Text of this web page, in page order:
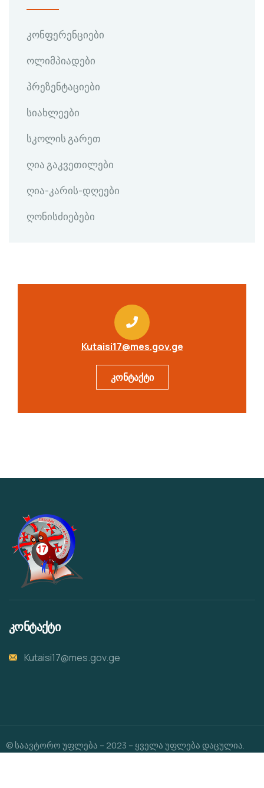
კონფერენციები
ოლიმპიადები
პრეზენტაციები
სიახლეები
სკოლის გარეთ
ღია გაკვეთილები
ღია-კარის-დღეები
ღონისძიებები
Kutaisi17@mes.gov.ge
კონტაქტი
კონტაქტი
Kutaisi17@mes.gov.ge
© საავტორო უფლება – 2023 – ყველა უფლება დაცულია.